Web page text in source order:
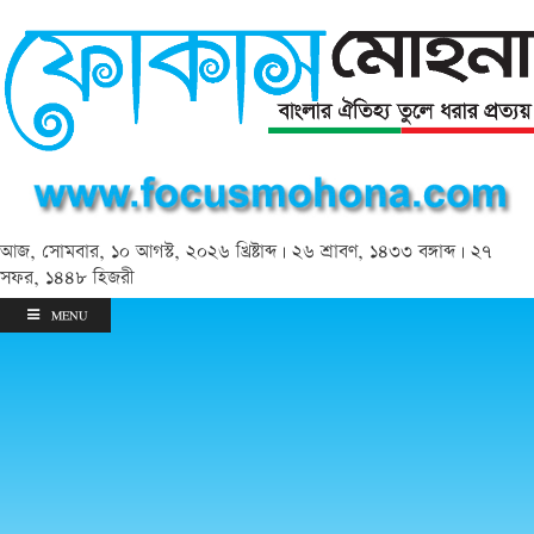
আজ, সোমবার, ১০ আগস্ট, ২০২৬ খ্রিষ্টাব্দ | ২৬ শ্রাবণ, ১৪৩৩ বঙ্গাব্দ | ২৭
সফর, ১৪৪৮ হিজরী
MENU